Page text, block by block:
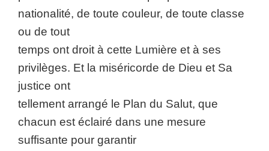
nationalité, de toute couleur, de toute classe
ou de tout
temps ont droit à cette Lumière et à ses
privilèges. Et la miséricorde de Dieu et Sa
justice ont
tellement arrangé le Plan du Salut, que
chacun est éclairé dans une mesure
suffisante pour garantir